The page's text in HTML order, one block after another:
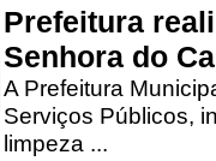
Prefeitura
Senhora do
A Prefeitura
Serviços Públicos,
limpeza ...